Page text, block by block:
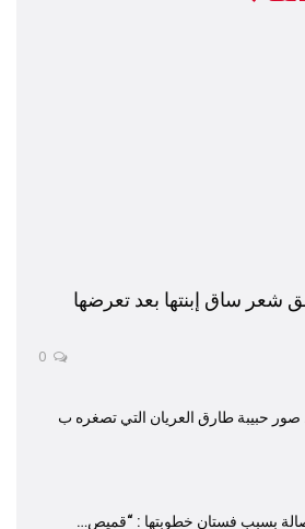
شعر ساق إبنتها بعد تعرضها
صور حبيبة طارق العريان التي تصغره ب
أصالة بسبب فستان خطوبتها : “قميص…